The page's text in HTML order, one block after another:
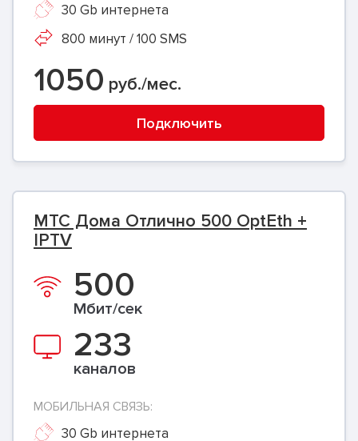
30 Gb интернета
800 минут / 100 SMS
1050 руб./мес.
Подключить
МТС Дома Отлично 500 OptEth +
IPTV
500
Мбит/сек
233
каналов
МОБИЛЬНАЯ СВЯЗЬ:
30 Gb интернета